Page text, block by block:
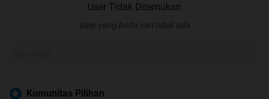
User Tidak Ditemukan
User yang Anda cari tidak ada
Komunitas Pilihan